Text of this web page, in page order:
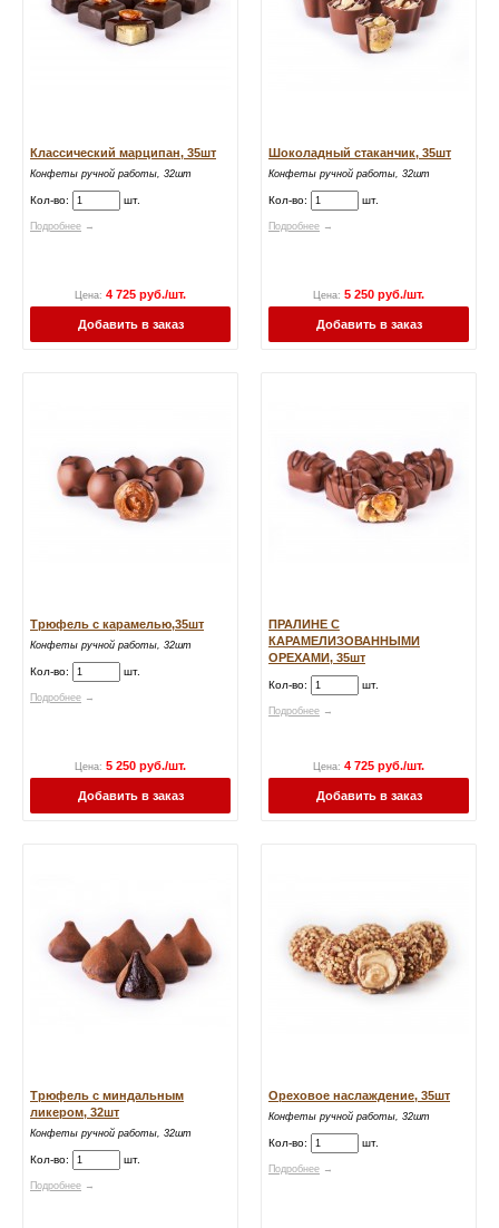
Классический марципан, 35шт
Конфеты ручной работы, 32шт
Кол-во: шт.
Подробнее →
Цена: 4 725 руб./шт.
Добавить в заказ
Шоколадный стаканчик, 35шт
Конфеты ручной работы, 32шт
Кол-во: шт.
Подробнее →
Цена: 5 250 руб./шт.
Добавить в заказ
Трюфель с карамелью,35шт
Конфеты ручной работы, 32шт
Кол-во: шт.
Подробнее →
Цена: 5 250 руб./шт.
Добавить в заказ
ПРАЛИНЕ С
КАРАМЕЛИЗОВАННЫМИ
ОРЕХАМИ, 35шт
Кол-во: шт.
Подробнее →
Цена: 4 725 руб./шт.
Добавить в заказ
Трюфель с миндальным
ликером, 32шт
Конфеты ручной работы, 32шт
Кол-во: шт.
Подробнее →
Ореховое наслаждение, 35шт
Конфеты ручной работы, 32шт
Кол-во: шт.
Подробнее →